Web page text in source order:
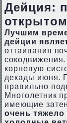
Дейция:
Лучшим
дейции
оттаивания
корневую
декады июня.
правильно
Многолетник
имеющие
очень